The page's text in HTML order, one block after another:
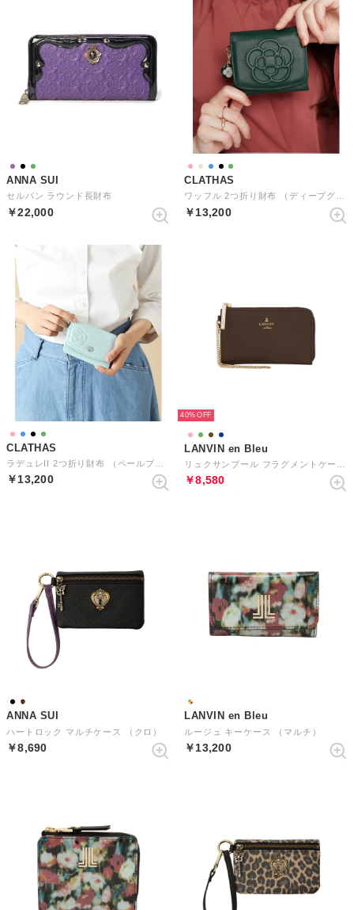
ANNA SUI
セルパン ラウンド長財布
￥22,000
CLATHAS
ワッフル 2つ折り財布 （ディープグリーン）
￥13,200
CLATHAS
￥13,200
40%
LANVIN en Bleu
￥8,580
ANNA SUI
ハートロック マルチケース （クロ）
￥8,690
LANVIN en Bleu
ルージュ キーケース （マルチ）
￥13,200